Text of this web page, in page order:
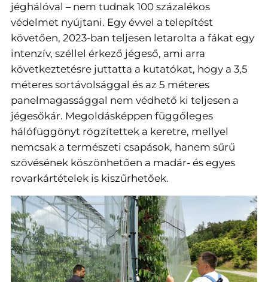
jéghálóval – nem tudnak 100 százalékos
védelmet nyújtani. Egy évvel a telepítést
követően, 2023-ban teljesen letarolta a fákat egy
intenzív, széllel érkező jégeső, ami arra
következtetésre juttatta a kutatókat, hogy a 3,5
méteres sortávolsággal és az 5 méteres
panelmagassággal nem védhető ki teljesen a
jégesőkár. Megoldásképpen függőleges
hálófüggönyt rögzítettek a keretre, mellyel
nemcsak a természeti csapások, hanem sűrű
szövésének köszönhetően a madár- és egyes
rovarkártételek is kiszűrhetőek.